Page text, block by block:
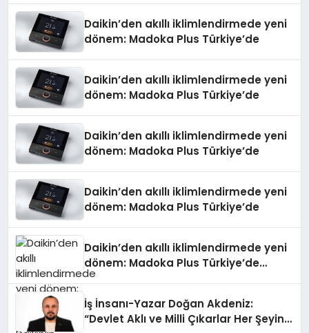
Daikin’den akıllı iklimlendirmede yeni
dönem: Madoka Plus Türkiye’de
Daikin’den akıllı iklimlendirmede yeni
dönem: Madoka Plus Türkiye’de
Daikin’den akıllı iklimlendirmede yeni
dönem: Madoka Plus Türkiye’de
Daikin’den akıllı iklimlendirmede yeni
dönem: Madoka Plus Türkiye’de
Daikin’den akıllı iklimlendirmede yeni
dönem: Madoka Plus Türkiye’de
Daikin’in kullanıcı dostu tasarımıyla
teknolojilerle donatılmış son modeli
VRV kontrol ünitesi Madoka Plus
İş İnsanı-Yazar Doğan Akdeniz:
“Devlet Aklı ve Milli Çıkarlar Her Şeyin